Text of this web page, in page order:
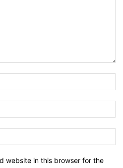
website in this browser for the